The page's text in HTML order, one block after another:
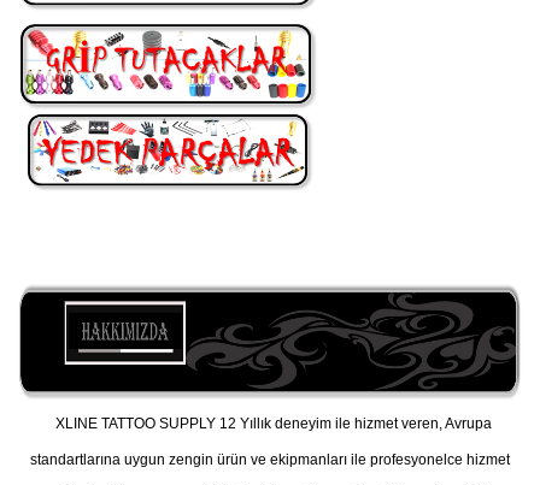
XLINE TATTOO SUPPLY 12 Yıllık deneyim ile hizmet veren, Avrupa
standartlarına uygun zengin ürün ve ekipmanları ile profesyonelce hizmet